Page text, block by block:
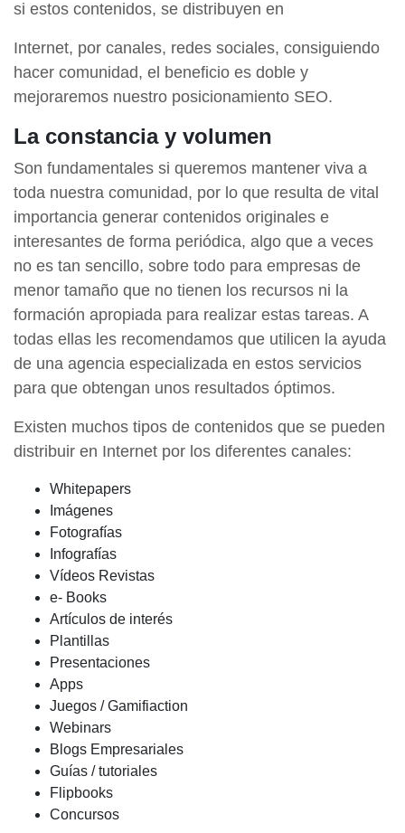
si estos contenidos, se distribuyen en
Internet, por canales, redes sociales, consiguiendo
hacer comunidad, el beneficio es doble y
mejoraremos nuestro posicionamiento SEO.
La constancia y volumen
Son fundamentales si queremos mantener viva a
toda nuestra comunidad, por lo que resulta de vital
importancia generar contenidos originales e
interesantes de forma periódica, algo que a veces
no es tan sencillo, sobre todo para empresas de
menor tamaño que no tienen los recursos ni la
formación apropiada para realizar estas tareas. A
todas ellas les recomendamos que utilicen la ayuda
de una agencia especializada en estos servicios
para que obtengan unos resultados óptimos.
Existen muchos tipos de contenidos que se pueden
distribuir en Internet por los diferentes canales:
Whitepapers
Imágenes
Fotografías
Infografías
Vídeos Revistas
e- Books
Artículos de interés
Plantillas
Presentaciones
Apps
Juegos / Gamifiaction
Webinars
Blogs Empresariales
Guías / tutoriales
Flipbooks
Concursos